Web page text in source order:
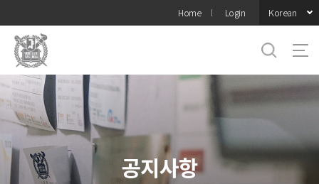
메뉴
Home Login Korean
공지사항